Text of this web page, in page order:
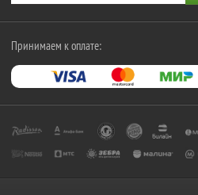
Принимаем к оплате: